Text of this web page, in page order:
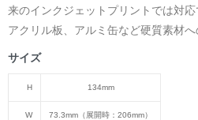
来のインクジェットプリントでは対
アクリル板、アルミ缶など硬質素材へ
サイズ
H 134mm
W 73.3mm（展開時：206mm）